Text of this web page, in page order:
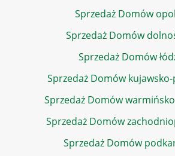
Sprzedaż Domów
Sprzedaż Domów
Sprzedaż Domów
Sprzedaż Domów
Sprzedaż Domów
Sprzedaż Domów
Sprzedaż Domów